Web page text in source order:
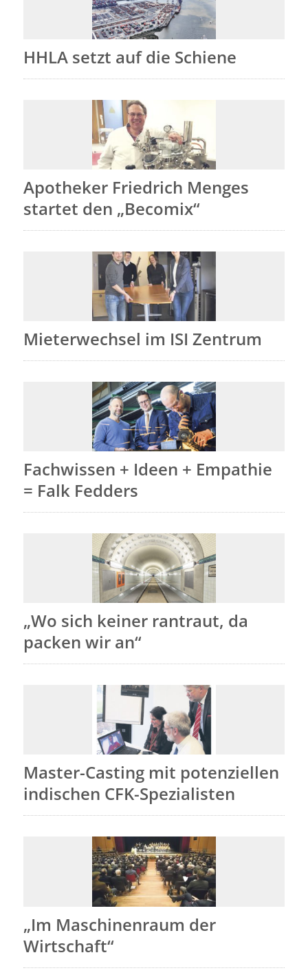
HHLA setzt auf die Schiene
Apotheker Friedrich Menges
startet den „Becomix“
Mieterwechsel im ISI Zentrum
Fachwissen + Ideen + Empathie
= Falk Fedders
„Wo sich keiner rantraut, da
packen wir an“
Master-Casting mit potenziellen
indischen CFK-Spezialisten
„Im Maschinenraum der
Wirtschaft“